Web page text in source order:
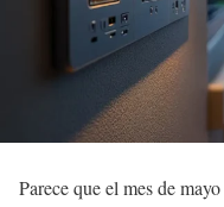
Parece que el mes de